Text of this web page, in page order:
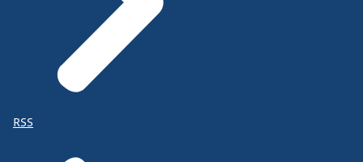
RSS